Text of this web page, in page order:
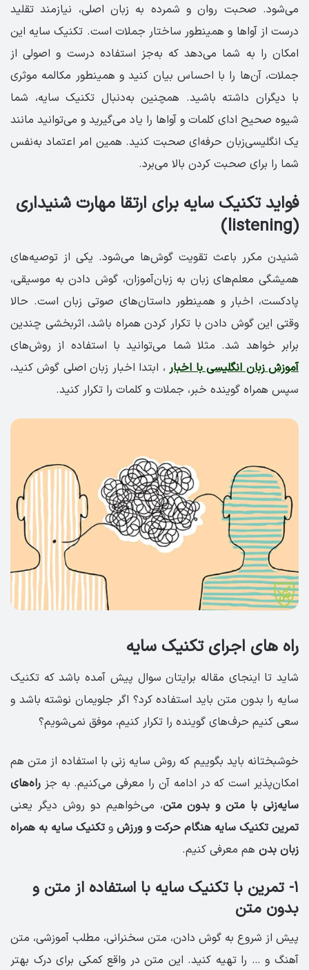
می‌شود. صحبت روان و شمرده به زبان اصلی، نیازمند تقلید
درست از آواها و همینطور ساختار جملات است. تکنیک سایه این
امکان را به شما می‌دهد که به‌جز استفاده درست و اصولی از
جملات، آن‌ها را با احساس بیان کنید و همینطور مکالمه موثری
با دیگران داشته باشید. همچنین به‌دنبال تکنیک سایه، شما
شیوه صحیح ادای کلمات و آواها را یاد می‌گیرید و می‌توانید مانند
یک انگلیسی‌زبان حرفه‌ای صحبت کنید. همین امر اعتماد به‌نفس
شما را برای صحبت کردن بالا می‌برد.
فواید تکنیک سایه برای ارتقا مهارت شنیداری
(listening)
شنیدن مکرر باعث تقویت گوش‌ها می‌شود. یکی از توصیه‌های
همیشگی معلم‌های زبان به زبان‌آموزان، گوش دادن به موسیقی،
پادکست، اخبار و همینطور داستان‌های صوتی زبان است. حالا
وقتی این گوش دادن با تکرار کردن همراه باشد، اثربخشی چندین
برابر خواهد شد. مثلا شما می‌توانید با استفاده از روش‌های
آموزش زبان انگلیسی با اخبار، ابتدا اخبار زبان اصلی گوش کنید،
سپس همراه گوینده خبر، جملات و کلمات را تکرار کنید.
راه های اجرای تکنیک سایه
شاید تا اینجای مقاله برایتان سوال پیش آمده باشد که تکنیک
سایه را بدون متن باید استفاده کرد؟ اگر جلویمان نوشته باشد و
سعی کنیم حرف‌های گوینده را تکرار کنیم، موفق نمی‌شویم؟
خوشبختانه باید بگوییم که روش سایه زنی با استفاده از متن هم
امکان‌پذیر است که در ادامه آن را معرفی می‌کنیم. به جز راه‌های
سایه‌زنی با متن و بدون متن، می‌خواهیم دو روش دیگر یعنی
تمرین تکنیک سایه هنگام حرکت و ورزشو تکنیک سایه به همراه
زبان بدن هم معرفی کنیم.
۱- تمرین با تکنیک سایه با استفاده از متن و
بدون متن
پیش از شروع به گوش دادن، متن سخنرانی، مطلب آموزشی، متن
آهنگ و … را تهیه کنید. این متن در واقع کمکی برای درک بهتر